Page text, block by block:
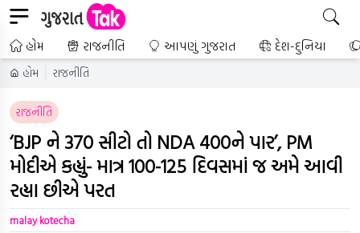
હોમ રાજનીતિ આપણું ગુજરાત દેશ-દુનિયા
હોમ રાજનીતિ
રાજનીતિ
‘BJP ને 370 સીટો તો NDA 400ને પાર’, PM
મોદીએ કહ્યું- માત્ર 100-125 દિવસમાં જ અમે આવી
રહ્યા છીએ પરત
malay kotecha